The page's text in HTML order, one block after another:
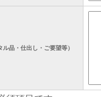
品・仕出し・ご要望等）